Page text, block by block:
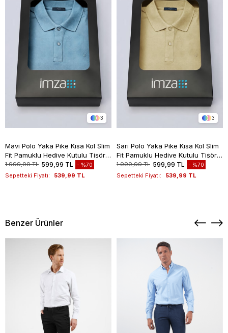
3
Mavi Polo Yaka Pike Kısa Kol Slim
Fit Pamuklu Hediye Kutulu Tişört
1011260169
1.999,99 TL 599,99 TL %70
Sepetteki Fiyatı: 539,99 TL
3
Sarı Polo Yaka Pike Kısa Kol Slim
Fit Pamuklu Hediye Kutulu Tişört
1011260169
1.999,99 TL 599,99 TL %70
Sepetteki Fiyatı: 539,99 TL
Benzer Ürünler